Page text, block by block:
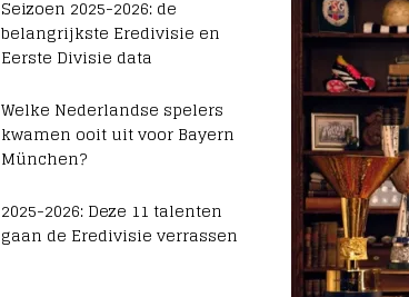
Seizoen 2025-2026: de
belangrijkste Eredivisie en
Eerste Divisie data
Welke Nederlandse spelers
kwamen ooit uit voor Bayern
München?
2025-2026: Deze 11 talenten
gaan de Eredivisie verrassen